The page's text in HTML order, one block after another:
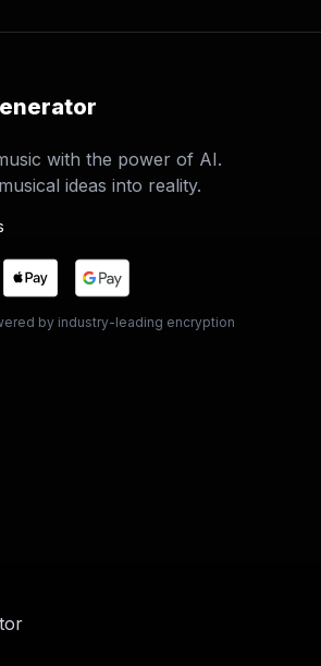
with the power of AI.
ideas into reality.
by industry-leading encryption